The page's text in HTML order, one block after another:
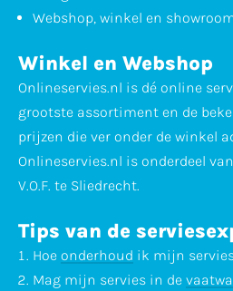
Webshop, winkel en
Winkel en Webshop
Onlineservies.nl is dé online
grootste assortiment en de
prijzen die ver onder de winkel
Onlineservies.nl is onderdeel
V.O.F. te Sliedrecht.
Tips van de
Hoe onderhoud ik mijn
Mag mijn servies in de